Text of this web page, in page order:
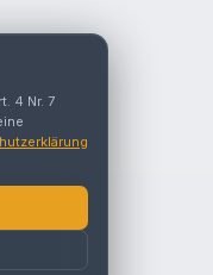
4 Nr. 7